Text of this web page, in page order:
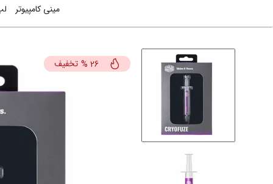
مینی کامپیوتر
26
% تخفیف